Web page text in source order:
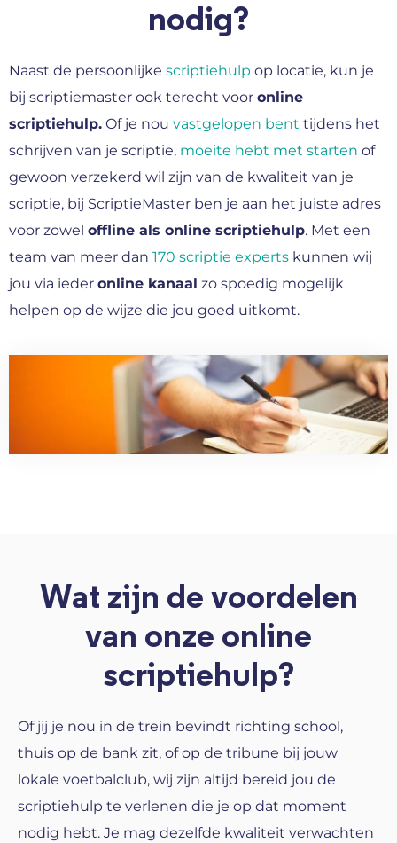
nodig?
Naast de persoonlijke scriptiehulp op locatie, kun je
bij scriptiemaster ook terecht voor online
scriptiehulp. Of je nou vastgelopen bent tijdens het
schrijven van je scriptie, moeite hebt met starten of
gewoon verzekerd wil zijn van de kwaliteit van je
scriptie, bij ScriptieMaster ben je aan het juiste adres
voor zowel offline als online scriptiehulp. Met een
team van meer dan 170 scriptie experts kunnen wij
jou via ieder online kanaal zo spoedig mogelijk
helpen op de wijze die jou goed uitkomt.
Wat zijn de voordelen
van onze online
scriptiehulp?
Of jij je nou in de trein bevindt richting school,
thuis op de bank zit, of op de tribune bij jouw
lokale voetbalclub, wij zijn altijd bereid jou de
scriptiehulp te verlenen die je op dat moment
nodig hebt. Je mag dezelfde kwaliteit verwachten